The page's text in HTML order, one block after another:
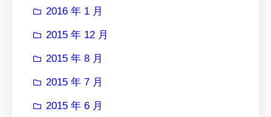
2016 年 1 月
2015 年 12 月
2015 年 8 月
2015 年 7 月
2015 年 6 月